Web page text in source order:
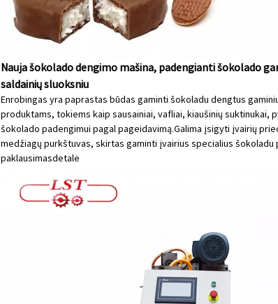
Nauja šokolado dengimo mašina, padengianti šokolado
saldainių sluoksniu
Enrobingas yra paprastas būdas gaminti šokoladu dengtus
produktams, tokiems kaip sausainiai, vafliai, kiaušinių suktinukai,
šokolado padengimui pagal pageidavimą.Galima įsigyti įvairių
medžiagų purkštuvas, skirtas gaminti įvairius specialius
paklausimasdetalė